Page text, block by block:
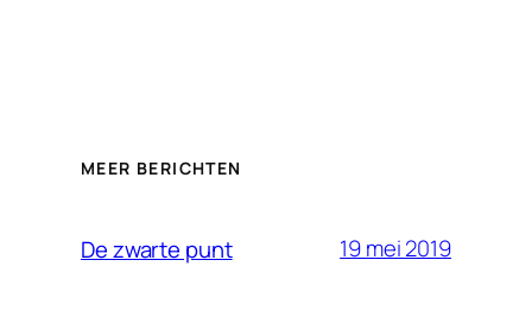
MEER BERICHTEN
De zwarte punt 19 mei 2019